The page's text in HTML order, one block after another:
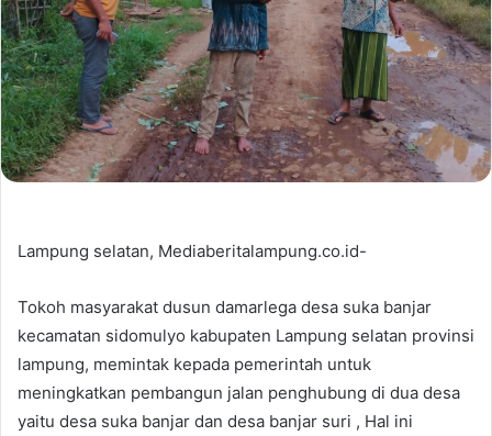
Lampung selatan, Mediaberitalampung.co.id-
Tokoh masyarakat dusun damarlega desa suka banjar
kecamatan sidomulyo kabupaten Lampung selatan provinsi
lampung, memintak kepada pemerintah untuk
meningkatkan pembangun jalan penghubung di dua desa
yaitu desa suka banjar dan desa banjar suri , Hal ini